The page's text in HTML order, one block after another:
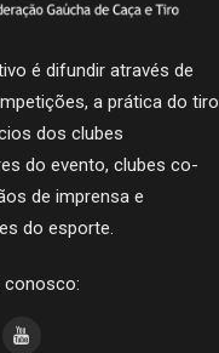
é difundir através de
a prática do tiro
dos clubes
do evento, clubes co-
de imprensa e
do esporte.